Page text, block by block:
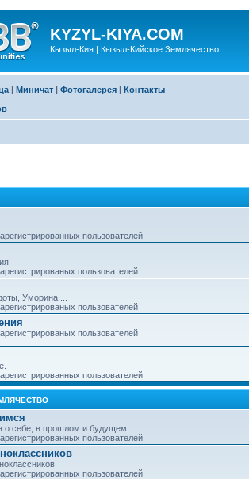
KYZYL-KIYA.COM
Кызыл-Кия | Кызыл-Кийское Землячество
| Миничат | Фотогалерея | Контакты
пользователей
пользователей
Уморина....
пользователей
пользователей
пользователей
о себе, в прошлом и будущем
пользователей
пользователей